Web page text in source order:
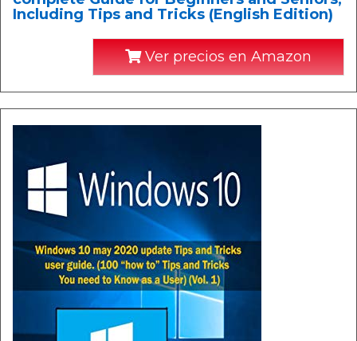
Including Tips and Tricks (English Edition)
Ver precios en Amazon